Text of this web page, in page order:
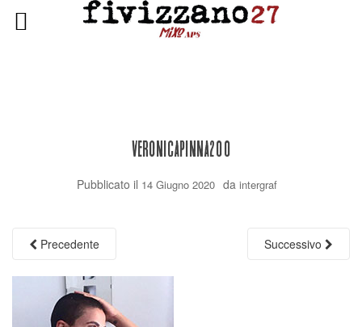
VeronicaPinna200
Pubblicato il 14 Giugno 2020 da intergraf
Precedente Successivo